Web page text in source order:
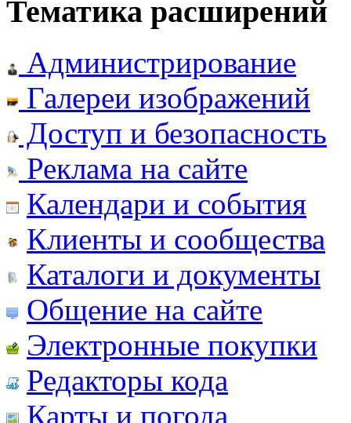
Тематика расширений
Администрирование
Галереи изображений
Доступ и безопасность
Реклама на сайте
Календари и события
Клиенты и сообщества
Каталоги и документы
Общение на сайте
Электронные покупки
Редакторы кода
Карты и погода